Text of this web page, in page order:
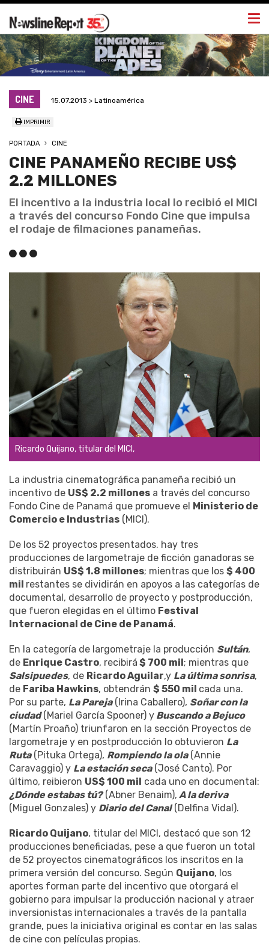
CINE 15.07.2013 > Latinoamérica
IMPRIMIR
PORTADA CINE
CINE PANAMEÑO RECIBE US$
2.2 MILLONES
El incentivo a la industria local lo recibió el MICI
a través del concurso Fondo Cine que impulsa
el rodaje de filmaciones panameñas.
Ricardo Quijano, titular del MICI,
La industria cinematográfica panameña recibió un
incentivo de US$ 2.2 millones a través del concurso
Fondo Cine de Panamá que promueve el Ministerio de
Comercio e Industrias (MICI).
De los 52 proyectos presentados. hay tres
producciones de largometraje de ficción ganadoras se
distribuirán US$ 1.8 millones; mientras que los $ 400
mil restantes se dividirán en apoyos a las categorías de
documental, desarrollo de proyecto y postproducción,
que fueron elegidas en el último Festival
Internacional de Cine de Panamá.
En la categoría de largometraje la producción Sultán,
de Enrique Castro, recibirá $ 700 mil; mientras que
Salsipuedes, de Ricardo Aguilar,y La última sonrisa,
de Fariba Hawkins, obtendrán $ 550 mil cada una.
Por su parte, La Pareja(Irina Caballero), Soñar con la
ciudad(Mariel García Spooner) y Buscando a Bejuco
(Martín Proaño) triunfaron en la sección Proyectos de
largometraje y en postproducción lo obtuvieron La
Ruta(Pituka Ortega), Rompiendo la ola(Annie
Caravaggio) y La estación seca(José Canto). Por
último, reibieron US$ 100 mil cada uno en documental:
¿Dónde estabas tú?(Abner Benaim), A la deriva
(Miguel Gonzales) y Diario del Canal(Delfina Vidal).
Ricardo Quijano, titular del MICI, destacó que son 12
producciones beneficiadas, pese a que fueron un total
de 52 proyectos cinematográficos los inscritos en la
primera versión del concurso. Según Quijano, los
aportes forman parte del incentivo que otorgará el
gobierno para impulsar la producción nacional y atraer
inversionistas internacionales a través de la pantalla
grande, pues la iniciativa original es contar en las salas
de cine con películas propias.